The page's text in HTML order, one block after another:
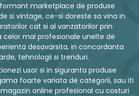
marketplace de produse
si vintage, ce-si doreste sa vina in
cat si al vanzatorilor prin
celor mai profesionale unelte de
desavarsita, in concordanta
tehnologii si trenduri.
usor si in siguranta produse
foarte variata de categorii, sau iti
online profesional cu costuri